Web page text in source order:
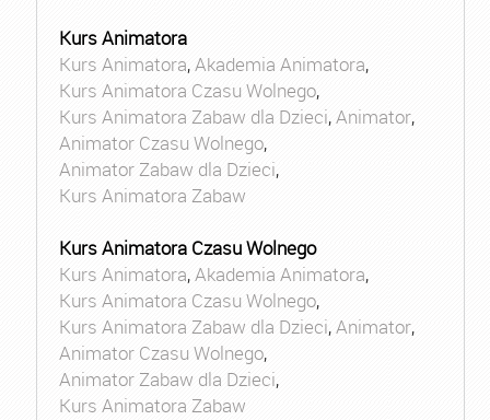
Kurs Animatora
Kurs Animatora,Akademia Animatora,
Kurs Animatora Czasu Wolnego,
Kurs Animatora Zabaw dla Dzieci,Animator,
Animator Czasu Wolnego,
Animator Zabaw dla Dzieci,
Kurs Animatora Zabaw
Kurs Animatora Czasu Wolnego
Kurs Animatora,Akademia Animatora,
Kurs Animatora Czasu Wolnego,
Kurs Animatora Zabaw dla Dzieci,Animator,
Animator Czasu Wolnego,
Animator Zabaw dla Dzieci,
Kurs Animatora Zabaw